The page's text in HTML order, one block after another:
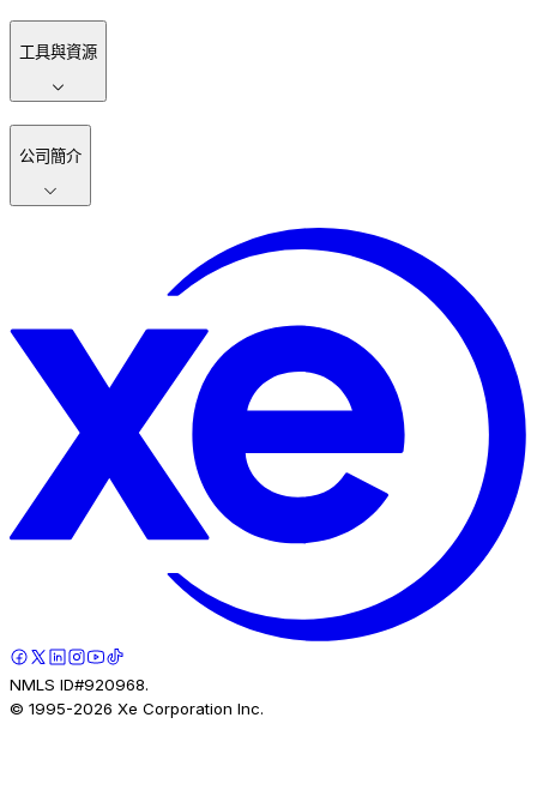
工具與資源
公司簡介
NMLS ID#920968.
© 1995-2026 Xe Corporation Inc.